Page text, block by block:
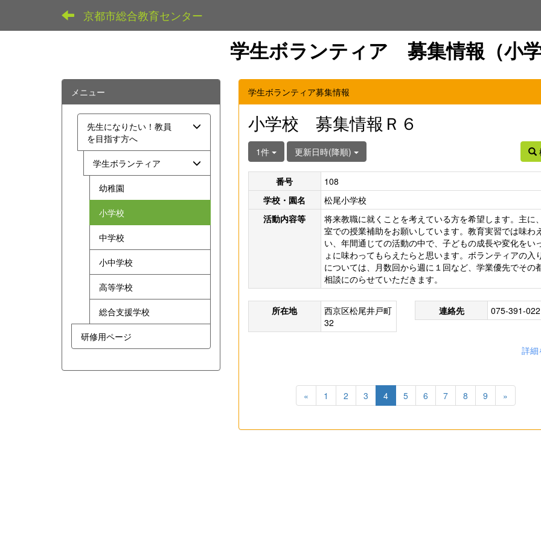
京都市総合教育センター
学生ボランティア 募集情報（小学
学生ボランティア募集情報
小学校 募集情報Ｒ６
1件 更新日時(降順)
番号
108
学校・園名
松尾小学校
活動内容等
将来教職に就くことを考えている方を希望します。主に
室での授業補助をお願いしています。教育実習では味わ
い、年間通じての活動の中で、子どもの成長や変化をい
ょに味わってもらえたらと思います。ボランティアの入
については、月数回から週に１回など、学業優先でその
相談にのらせていただきます。
所在地
西京区松尾井戸町
32
連絡先 075-391-
詳細
« 1 2 3 4 5 6 7 8 9 »
メニュー
先生になりたい！教員
を目指す方へ
学生ボランティア
幼稚園
小学校
中学校
小中学校
高等学校
総合支援学校
研修用ページ